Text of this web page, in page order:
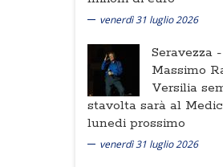
venerdì 31 luglio 2026
Seravezza -
Massimo
Versilia
stavolta sarà al
lunedi prossimo
venerdì 31 luglio 2026